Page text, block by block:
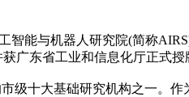
能与机器人研究院(简称
广东省工业和信息化厅正式授
十大基础研究机构之一。